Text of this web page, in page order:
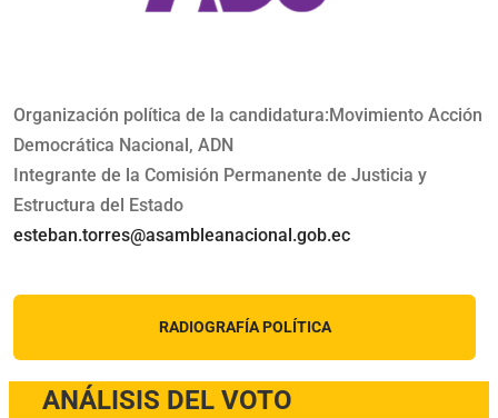
Organización política de la candidatura:Movimiento Acción
Democrática Nacional, ADN
Integrante de la Comisión Permanente de Justicia y
Estructura del Estado
esteban.torres@asambleanacional.gob.ec
RADIOGRAFÍA POLÍTICA
ANÁLISIS DEL VOTO